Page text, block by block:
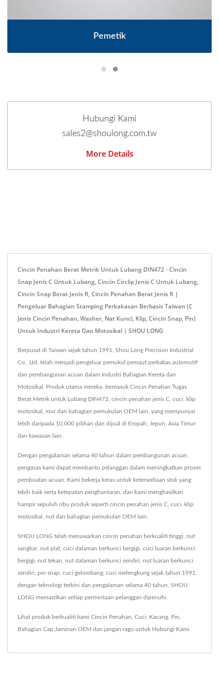
Pemetik
Hubungi Kami
sales2@shoulong.com.tw
More Details
Cincin Penahan Berat Metrik Untuk Lubang DIN472 - Cincin
Snap Jenis C Untuk Lubang, Cincin Circlip Jenis C Untuk Lubang,
Cincin Snap Berat Jenis R, Cincin Penahan Berat Jenis R |
Pengeluar Bahagian Stamping Perkakasan Berbasis Taiwan (C
Jenis Cincin Penahan, Washer, Nat Kunci, Klip, Cincin Snap, Pin)
Untuk Industri Kereta Dan Motosikal | SHOU LONG
Berpusat di Taiwan sejak tahun 1991, Shou Long Precision Industrial
Co., Ltd. telah menjadi pengeluar pemukul pemaut perkakas automotif
dan pembangunan acuan dalam Industri Bahagian Kereta dan
Motosikal. Produk utama mereka, termasuk Cincin Penahan Tugas
Berat Metrik untuk Lubang DIN472, cincin penahan jenis C, cuci, klip
motosikal, mur dan bahagian pemukulan OEM lain, yang mempunyai
lebih daripada 10,000 pilihan dan dijual di Eropah, Jepun, Asia Timur
dan kawasan lain.
Dengan pengalaman selama 40 tahun dalam pembangunan acuan,
pengasas kami dapat membantu pelanggan dalam meningkatkan proses
pembuatan acuan. Kami bekerja keras untuk ketersediaan stok yang
lebih baik serta ketepatan penghantaran, dan kami menghasilkan
hampir sepuluh ribu produk seperti cincin penahan jenis C, cuci, klip
motosikal, nut dan bahagian pemukulan OEM lain.
SHOU LONG telah menawarkan cincin penahan berkualiti tinggi, nut
sangkar, nut plat, cuci dalaman berkunci bergigi, cuci luaran berkunci
bergigi, nut tekan, nut dalaman berkunci sendiri, nut luaran berkunci
sendiri, pin snap, cuci gelombang, cuci melengkung sejak tahun 1991,
dengan teknologi terkini dan pengalaman selama 40 tahun, SHOU
LONG memastikan setiap permintaan pelanggan dipenuhi.
Lihat produk berkualiti kami Cincin Penahan, Cuci, Kacang, Pin,
Bahagian Cap Jaminan OEM dan jangan ragu untuk Hubungi Kami.